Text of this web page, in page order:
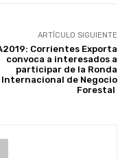
ARTÍCULO SIGUIENTE
Corrientes Exporta
convoca a interesados a
participar de la Ronda
Internacional de Negocio
Forestal